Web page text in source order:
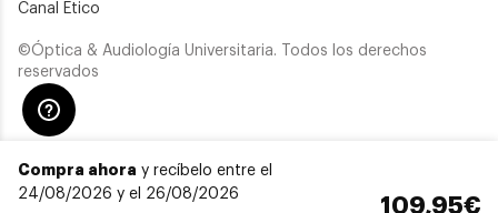
Compra ahora y recíbelo entre el
24/08/2026 y el 26/08/2026
109,95€
Canal Ético
©Óptica & Audiología Universitaria. Todos los derechos
reservados